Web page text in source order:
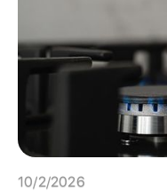
10/2/2026